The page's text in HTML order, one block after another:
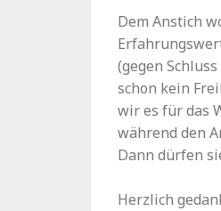
Dem Anstich
(gegen
schon kein
wir es für das
während den
Dann dürfen
Herzlich